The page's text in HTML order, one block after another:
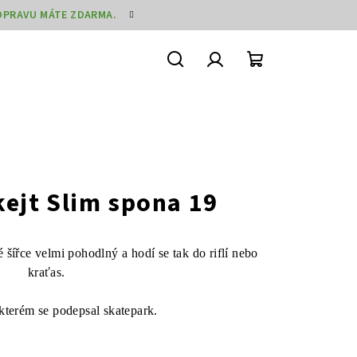
MÁTE ZDARMA.
Slim spona 19
šířce velmi pohodlný a hodí se tak do riflí nebo
kraťas.
se podepsal skatepark.